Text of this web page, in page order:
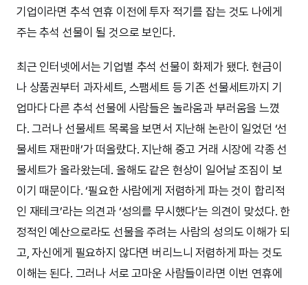
기업이라면 추석 연휴 이전에 투자 적기를 잡는 것도 나에게
주는 추석 선물이 될 것으로 보인다.
최근 인터넷에서는 기업별 추석 선물이 화제가 됐다. 현금이
나 상품권부터 과자세트, 스팸세트 등 기존 선물세트까지 기
업마다 다른 추석 선물에 사람들은 놀라움과 부러움을 느꼈
다. 그러나 선물세트 목록을 보면서 지난해 논란이 일었던 ‘선
물세트 재판매’가 떠올랐다. 지난해 중고 거래 시장에 각종 선
물세트가 올라왔는데. 올해도 같은 현상이 일어날 조짐이 보
이기 때문이다. ‘필요한 사람에게 저렴하게 파는 것이 합리적
인 재테크’라는 의견과 ‘성의를 무시했다’는 의견이 맞섰다. 한
정적인 예산으로라도 선물을 주려는 사람의 성의도 이해가 되
고, 자신에게 필요하지 않다면 버리느니 저렴하게 파는 것도
이해는 된다. 그러나 서로 고마운 사람들이라면 이번 연휴에